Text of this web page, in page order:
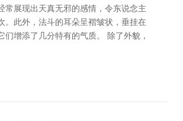
常展现出天真无邪的感情，令东说念主
。此外，法斗的耳朵呈褶皱状，垂挂在
们增添了几分特有的气质。 除了外貌，